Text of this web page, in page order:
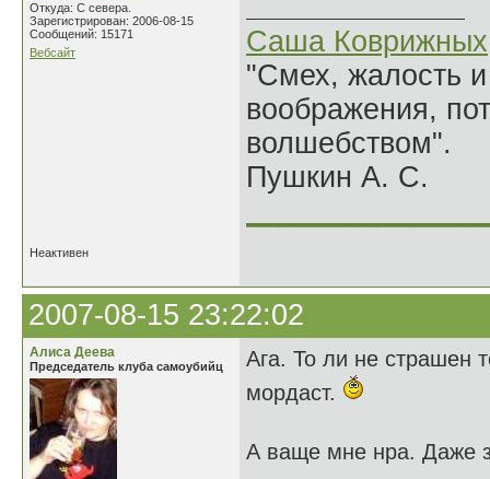
Откуда: С севера.
Зарегистрирован: 2006-08-15
Сообщений: 15171
Вебсайт
Саша Коврижных
"Смех, жалость
воображения,
волшебством".
Пушкин А. С.
Неактивен
2007-08-15 23:22:02
Алиса Деева
Председатель клуба самоубийц
Ага. То ли не страшен
мордаст.
А ваще мне нра. Даже